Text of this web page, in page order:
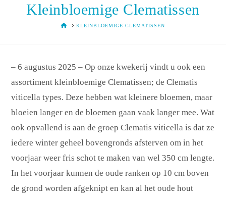
Kleinbloemige Clematissen
HOMEKLEINBLOEMIGE CLEMATISSEN
– 6 augustus 2025 – Op onze kwekerij vindt u ook een
assortiment kleinbloemige Clematissen; de Clematis
viticella types. Deze hebben wat kleinere bloemen, maar
bloeien langer en de bloemen gaan vaak langer mee. Wat
ook opvallend is aan de groep Clematis viticella is dat ze
iedere winter geheel bovengronds afsterven om in het
voorjaar weer fris schot te maken van wel 350 cm lengte.
In het voorjaar kunnen de oude ranken op 10 cm boven
de grond worden afgeknipt en kan al het oude hout